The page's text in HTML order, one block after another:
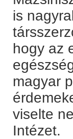
is
hogy az
magyar
viselte
Intézet.